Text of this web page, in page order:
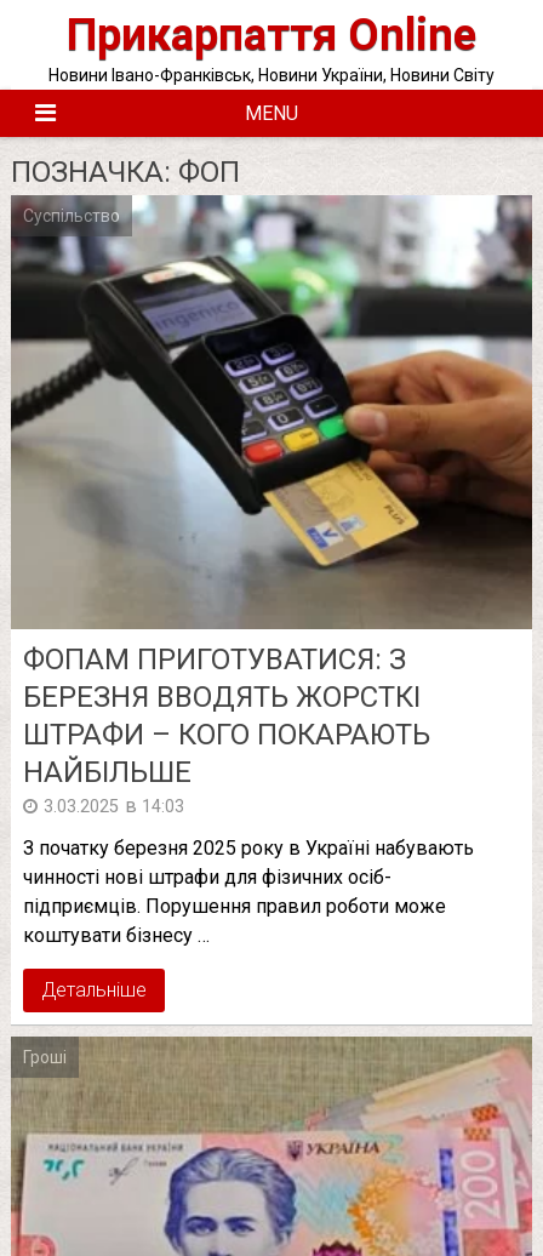
Прикарпаття Online
Новини Івано-Франківськ, Новини України, Новини Світу
MENU
ПОЗНАЧКА: ФОП
Суспільство
ФОПАМ ПРИГОТУВАТИСЯ: З
БЕРЕЗНЯ ВВОДЯТЬ ЖОРСТКІ
ШТРАФИ – КОГО ПОКАРАЮТЬ
НАЙБІЛЬШЕ
3.03.2025 в 14:03
З початку березня 2025 року в Україні набувають
чинності нові штрафи для фізичних осіб-
підприємців. Порушення правил роботи може
коштувати бізнесу …
Детальніше
Гроші
Posts
pagination